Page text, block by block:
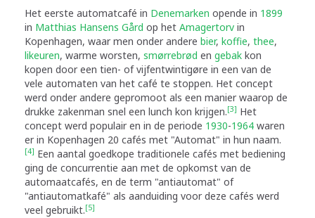
Het eerste automatcafé in Denemarken opende in 1899
in Matthias Hansens Gård op het Amagertorv in
Kopenhagen, waar men onder andere bier, koffie, thee,
likeuren, warme worsten, smørrebrød en gebak kon
kopen door een tien- of vijfentwintigøre in een van de
vele automaten van het café te stoppen. Het concept
werd onder andere gepromoot als een manier waarop de
drukke zakenman snel een lunch kon krijgen.[3] Het
concept werd populair en in de periode 1930-1964 waren
er in Kopenhagen 20 cafés met "Automat" in hun naam.
[4] Een aantal goedkope traditionele cafés met bediening
ging de concurrentie aan met de opkomst van de
automaatcafés, en de term "antiautomat" of
"antiautomatkafé" als aanduiding voor deze cafés werd
veel gebruikt.[5]